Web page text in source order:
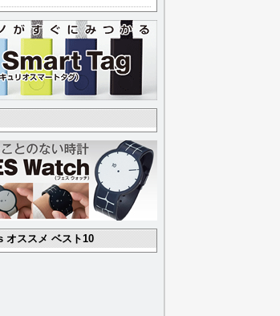
オススメ ベスト10